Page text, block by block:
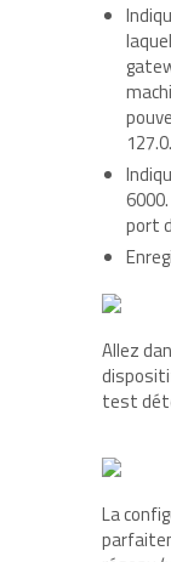
port
Allez
test
La